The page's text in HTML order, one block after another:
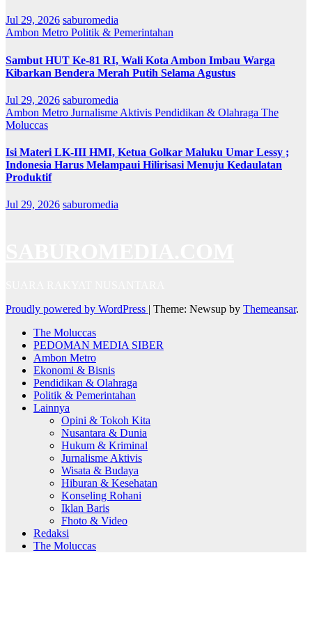
Jul 29, 2026 saburomedia
Ambon Metro Politik & Pemerintahan
Sambut HUT Ke-81 RI, Wali Kota Ambon Imbau Warga
Kibarkan Bendera Merah Putih Selama Agustus
Jul 29, 2026 saburomedia
Ambon Metro Jurnalisme Aktivis Pendidikan & Olahraga The
Moluccas
Isi Materi LK-III HMI, Ketua Golkar Maluku Umar Lessy ;
Indonesia Harus Melampaui Hilirisasi Menuju Kedaulatan
Produktif
Jul 29, 2026 saburomedia
Proudly powered by WordPress | Theme: Newsup by Themeansar.
The Moluccas
PEDOMAN MEDIA SIBER
Ambon Metro
Ekonomi & Bisnis
Pendidikan & Olahraga
Politik & Pemerintahan
Lainnya
Opini & Tokoh Kita
Nusantara & Dunia
Hukum & Kriminal
Jurnalisme Aktivis
Wisata & Budaya
Hiburan & Kesehatan
Konseling Rohani
Iklan Baris
Fhoto & Video
Redaksi
The Moluccas